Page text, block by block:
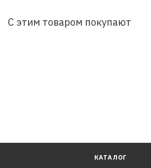
С этим товаром покупают
КАТАЛОГ